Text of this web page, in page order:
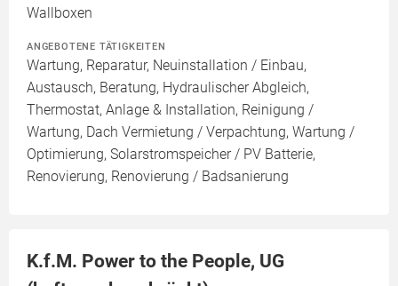
Wallboxen
ANGEBOTENE TÄTIGKEITEN
Wartung, Reparatur, Neuinstallation / Einbau,
Austausch, Beratung, Hydraulischer Abgleich,
Thermostat, Anlage & Installation, Reinigung /
Wartung, Dach Vermietung / Verpachtung, Wartung /
Optimierung, Solarstromspeicher / PV Batterie,
Renovierung, Renovierung / Badsanierung
K.f.M. Power to the People, UG